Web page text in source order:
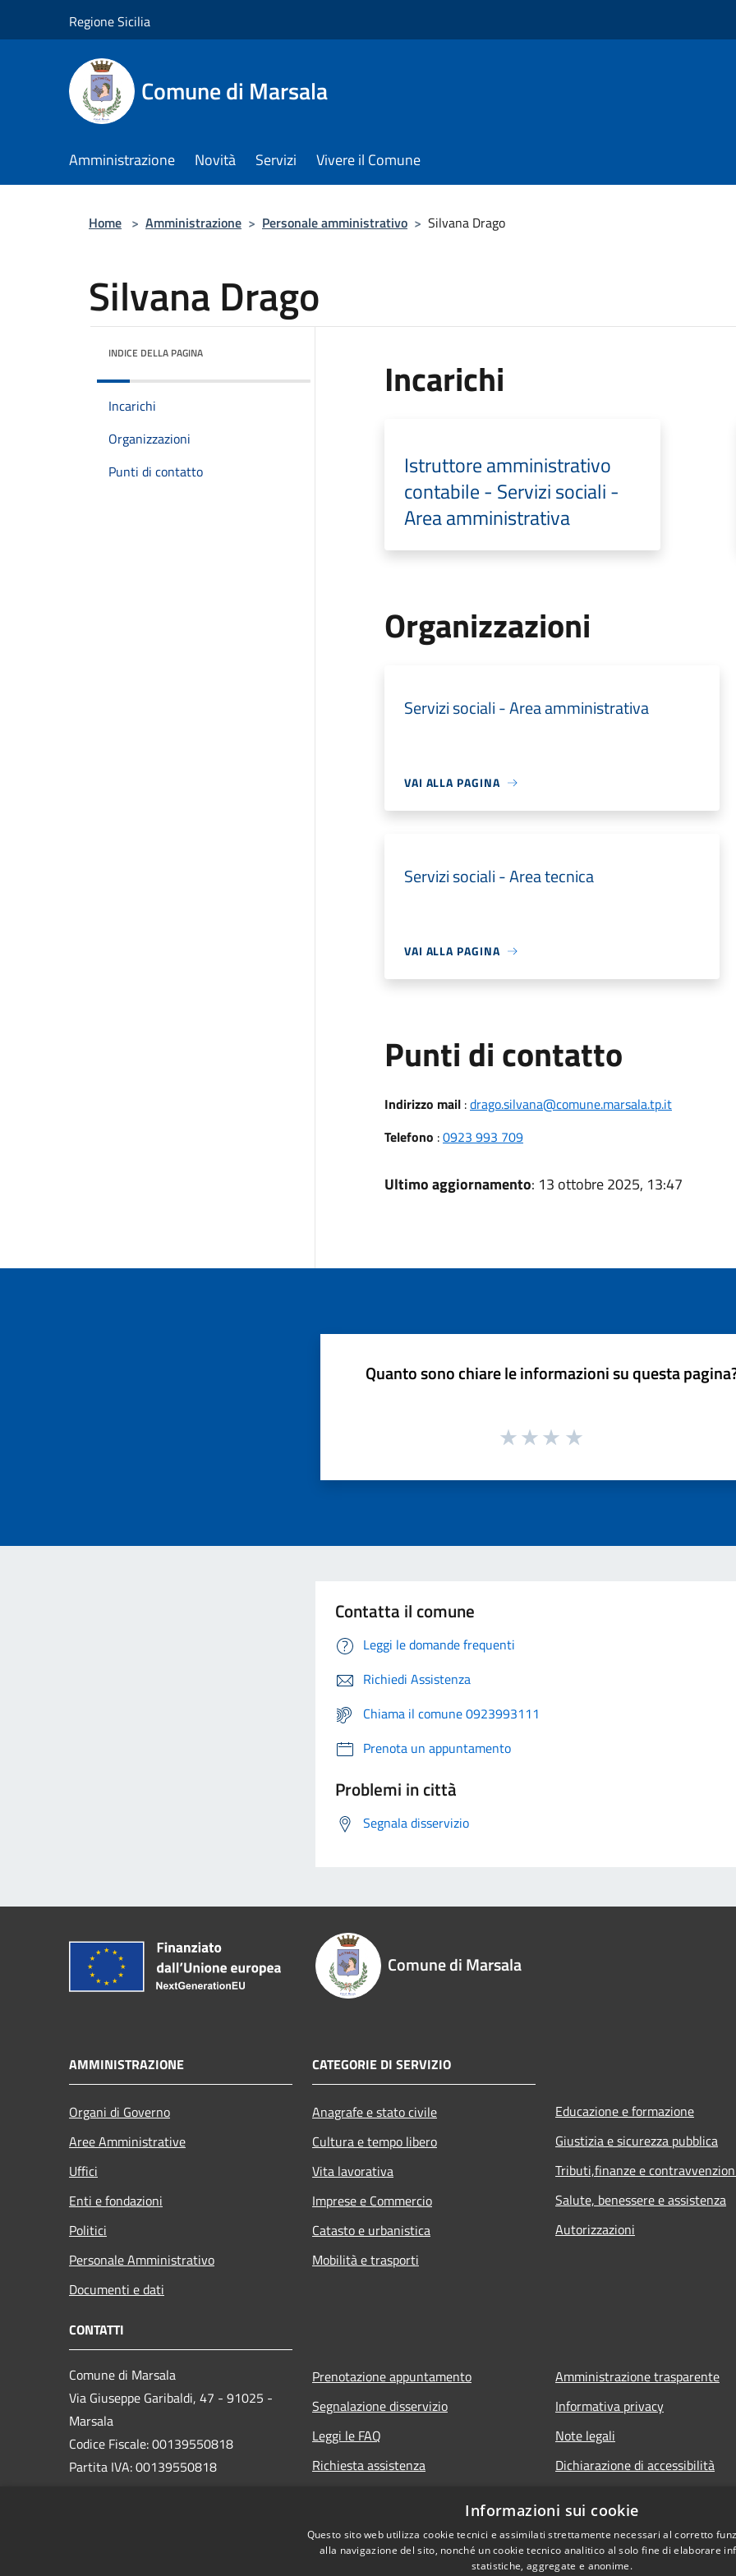
Regione Sicilia
Comune di Marsala
Amministrazione Novità Servizi Vivere il Comune
Home > Amministrazione > Personale amministrativo > Silvana Drago
Silvana Drago
INDICE DELLA PAGINA
Incarichi
Organizzazioni
Punti di contatto
Incarichi
Istruttore amministrativo
contabile - Servizi sociali -
Area amministrativa
Organizzazioni
Servizi sociali - Area amministrativa
VAI ALLA PAGINA
Servizi sociali - Area tecnica
VAI ALLA PAGINA
Punti di contatto
Indirizzo mail:drago.silvana@comune.marsala.tp.it
Telefono :0923 993 709
Ultimo aggiornamento: 13 ottobre 2025, 13:47
Quanto sono chiare le informazioni su questa
Contatta il comune
Leggi le domande frequenti
Richiedi Assistenza
Chiama il comune 0923993111
Prenota un appuntamento
Problemi in città
Segnala disservizio
Comune di Marsala
AMMINISTRAZIONE
Organi di Governo
Aree Amministrative
Uffici
Enti e fondazioni
Politici
Personale Amministrativo
Documenti e dati
CATEGORIE DI SERVIZIO
Anagrafe e stato civile
Cultura e tempo libero
Vita lavorativa
Imprese e Commercio
Catasto e urbanistica
Mobilità e trasporti
Educazione e formazione
Giustizia e sicurezza pubblica
Tributi,finanze e
Salute, benessere e assistenza
Autorizzazioni
CONTATTI
Comune di Marsala
Via Giuseppe Garibaldi, 47 - 91025 -
Marsala
Codice Fiscale: 00139550818
Partita IVA: 00139550818
Prenotazione appuntamento
Segnalazione disservizio
Leggi le FAQ
Richiesta assistenza
Amministrazione trasparente
Informativa privacy
Note legali
Dichiarazione di accessibilità
Informazioni sui cookie
Questo sito web utilizza cookie tecnici e assimilati strettamente necessari al corretto
alla navigazione del sito, nonché un cookie tecnico analitico al solo fine di elaborare
statistiche, aggregate e anonime.